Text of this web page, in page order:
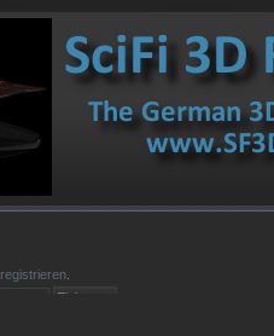
registrieren